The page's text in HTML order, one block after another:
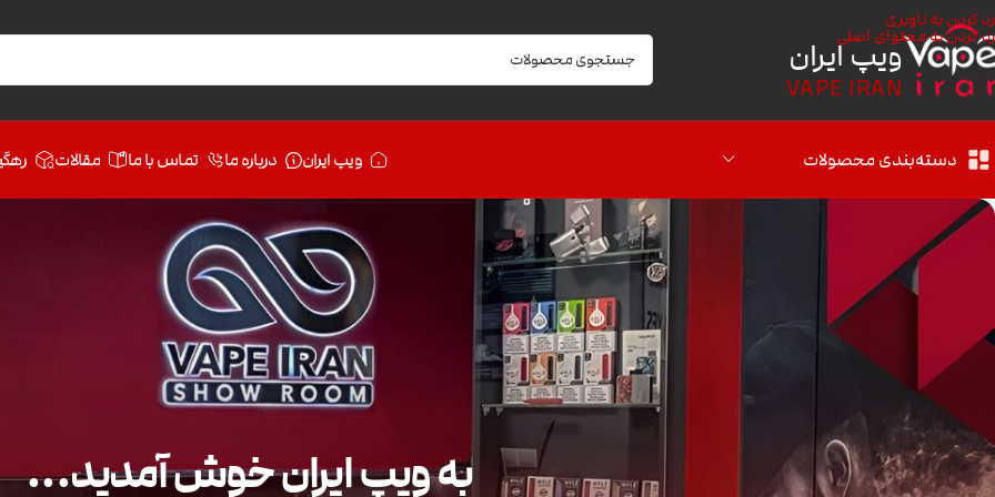
رد کردن به ناوبری
رد کردن به محتوای اصلی
ویپ ایران
VAPE IRAN
دسته‌بندی محصولات ویپ ایران درباره ما تماس با ما مقالات
به ویپ ایران خوش آمدید...